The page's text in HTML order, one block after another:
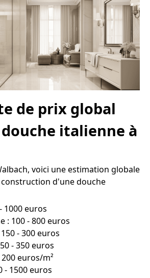
de prix global
italienne à
voici une estimation globale
construction d'une douche
1000 euros
: 100 - 800 euros
- 300 euros
- 350 euros
euros/m²
- 1500 euros